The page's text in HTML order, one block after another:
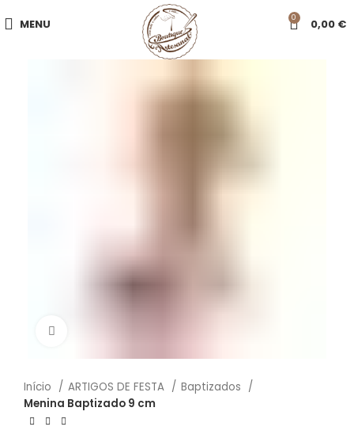
MENU 0 0,00 €
Início ARTIGOS DE FESTA
Baptizados
Menina Baptizado 9 cm